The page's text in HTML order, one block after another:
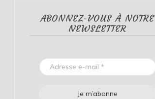
ABONNEZ-VOUS À NOTRE
NEWSLETTER